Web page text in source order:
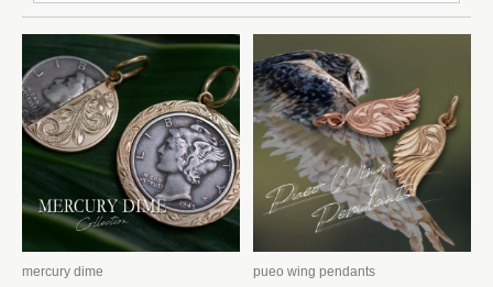
mercury dime pueo wing pendants